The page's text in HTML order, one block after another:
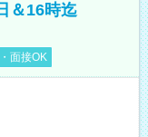
＆16時迄
面接OK